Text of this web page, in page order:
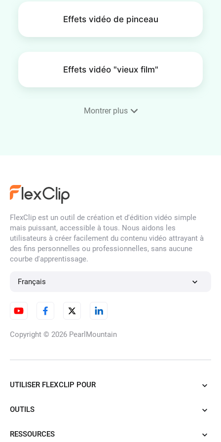
Effets vidéo de pinceau
Effets vidéo "vieux film"
Schnee Videoeffekte
Montrer plus
FlexClip est un outil de création et d'édition vidéo simple
mais puissant, accessible à tous. Nous aidons les
utilisateurs à créer facilement du contenu vidéo attrayant à
des fins personnelles ou professionnelles, sans aucune
courbe d'apprentissage.
Français
Copyright © 2026 PearlMountain
UTILISER FLEXCLIP POUR
OUTILS
RESSOURCES